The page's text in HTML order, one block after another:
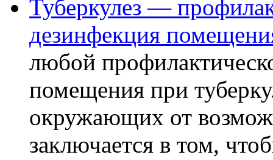
Туберкулез —
дезинфекция
любой
помещения при
окружающих от
заключается в том,